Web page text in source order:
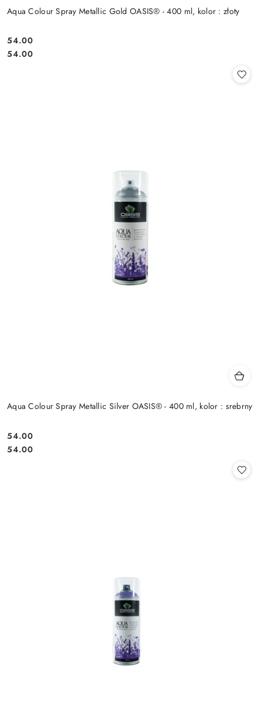
Aqua Colour Spray Metallic Gold OASIS® - 400 ml, kolor : złoty
Cena:
54.00
Cena:
54.00
Aqua Colour Spray Metallic Silver OASIS® - 400 ml, kolor : srebrny
Cena:
54.00
Cena:
54.00